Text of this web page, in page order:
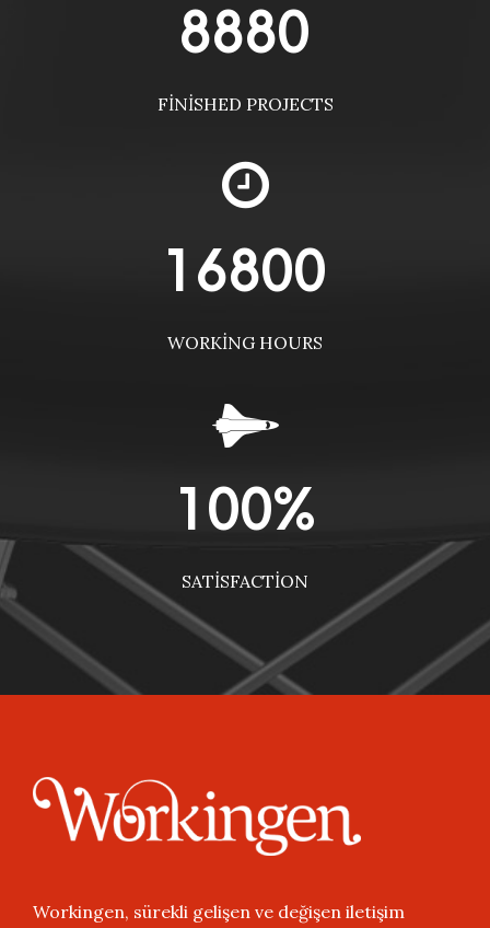
8880
FINISHED PROJECTS
16800
WORKING HOURS
100%
SATISFACTION
Workingen, sürekli gelişen ve değişen iletişim